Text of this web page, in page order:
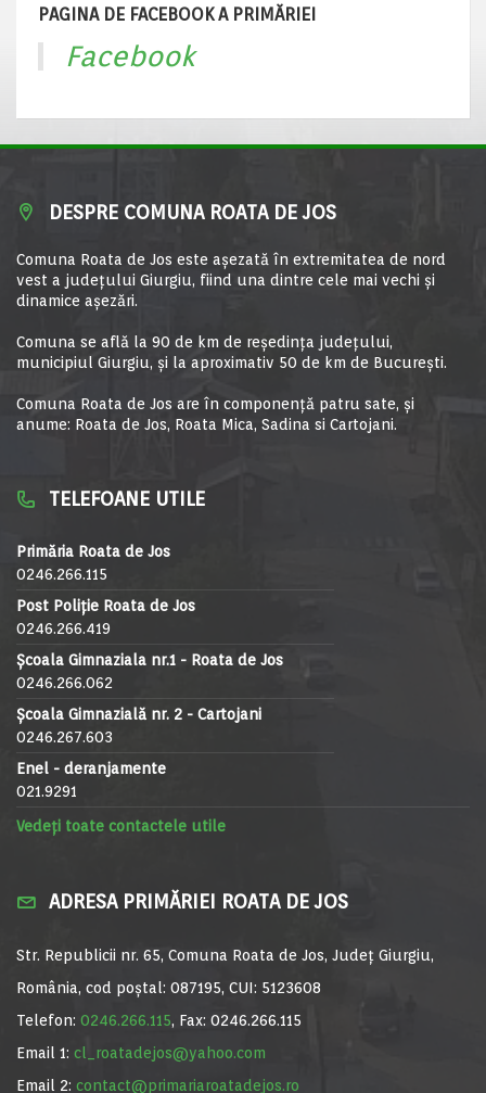
PAGINA DE FACEBOOK A PRIMĂRIEI
Facebook
DESPRE COMUNA ROATA DE JOS
Comuna Roata de Jos este aşezată în extremitatea de nord
vest a judeţului Giurgiu, fiind una dintre cele mai vechi şi
dinamice aşezări.
Comuna se află la 90 de km de reşedinţa judeţului,
municipiul Giurgiu, şi la aproximativ 50 de km de Bucureşti.
Comuna Roata de Jos are în componență patru sate, și
anume: Roata de Jos, Roata Mica, Sadina si Cartojani.
TELEFOANE UTILE
Primăria Roata de Jos
0246.266.115
Post Poliție Roata de Jos
0246.266.419
Școala Gimnaziala nr.1 - Roata de Jos
0246.266.062
Școala Gimnazială nr. 2 - Cartojani
0246.267.603
Enel - deranjamente
021.9291
Vedeți toate contactele utile
ADRESA PRIMĂRIEI ROATA DE JOS
Str. Republicii nr. 65, Comuna Roata de Jos, Județ Giurgiu,
România, cod poștal: 087195, CUI: 5123608
Telefon: 0246.266.115, Fax: 0246.266.115
Email 1: cl_roatadejos@yahoo.com
Email 2: contact@primariaroatadejos.ro